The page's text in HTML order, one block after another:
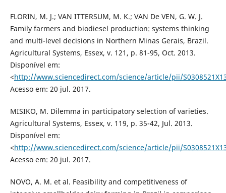
FLORIN, M. J.; VAN ITTERSUM, M. K.; VAN De VEN, G. W. J.
Family farmers and biodiesel production: systems thinking
and multi-level decisions in Northern Minas Gerais, Brazil.
Agricultural Systems, Essex, v. 121, p. 81-95, Oct. 2013.
Disponível em:
<http://www.sciencedirect.com/science/article/pii/
Acesso em: 20 jul. 2017.
MISIKO, M. Dilemma in participatory selection of varieties.
Agricultural Systems, Essex, v. 119, p. 35-42, Jul. 2013.
Disponível em:
<http://www.sciencedirect.com/science/article/pii/
Acesso em: 20 jul. 2017.
NOVO, A. M. et al. Feasibility and competitiveness of